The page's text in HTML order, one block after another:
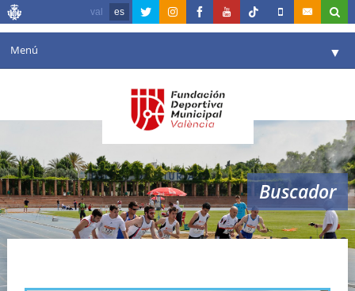
val es
Menú ▼
Agenda
Instalaciones ▼
Comunicación ▼
Valencia en deporte ▼
Buscador
medidas anti Covid-19